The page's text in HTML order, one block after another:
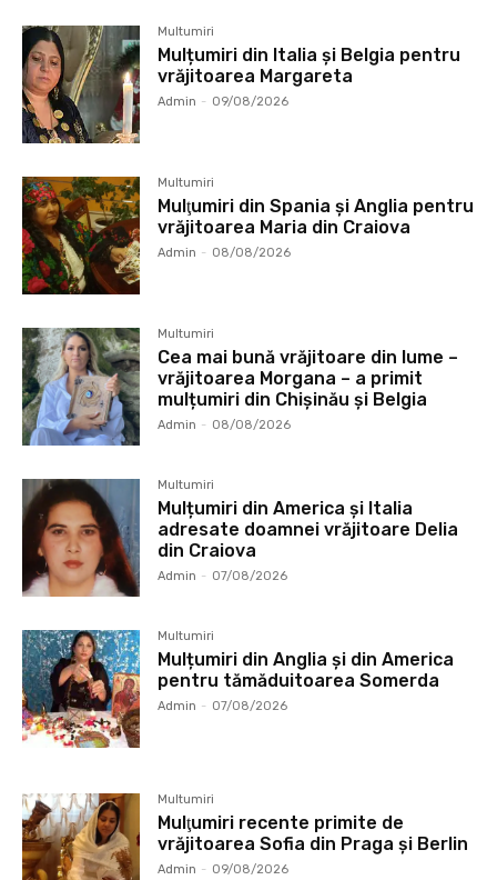
Multumiri
Mulțumiri din Italia și Belgia pentru
vrăjitoarea Margareta
Admin - 09/08/2026
Multumiri
Mulţumiri din Spania şi Anglia pentru
vrăjitoarea Maria din Craiova
Admin - 08/08/2026
Multumiri
Cea mai bună vrăjitoare din lume –
vrăjitoarea Morgana – a primit
mulțumiri din Chișinău și Belgia
Admin - 08/08/2026
Multumiri
Mulțumiri din America și Italia
adresate doamnei vrăjitoare Delia
din Craiova
Admin - 07/08/2026
Multumiri
Mulțumiri din Anglia și din America
pentru tămăduitoarea Somerda
Admin - 07/08/2026
Multumiri
Mulţumiri recente primite de
vrăjitoarea Sofia din Praga și Berlin
Admin - 09/08/2026